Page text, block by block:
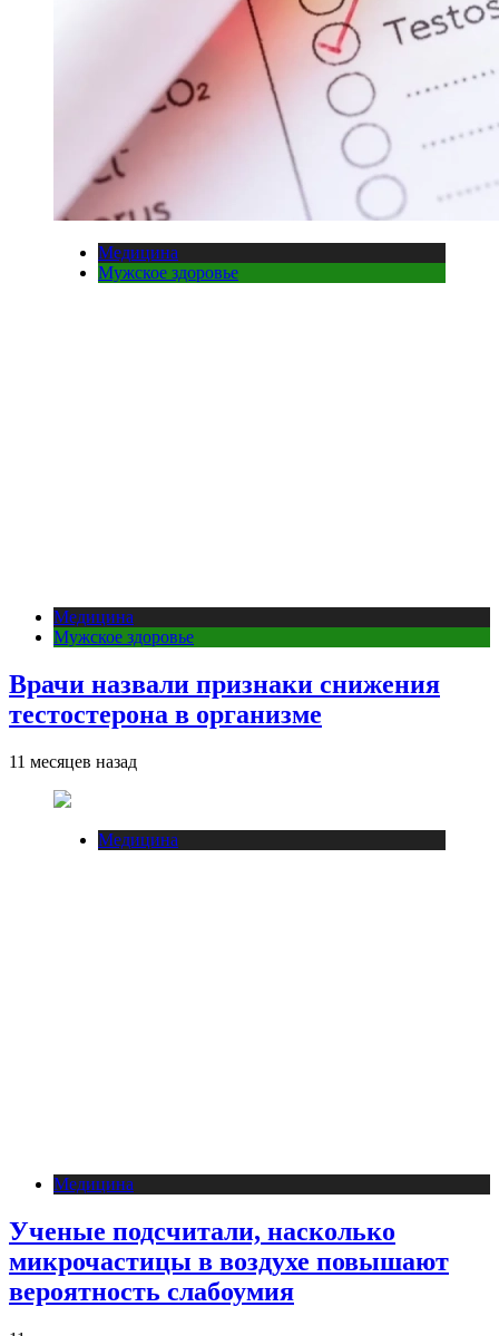
Медицина
Мужское здоровье
Медицина
Мужское здоровье
Врачи назвали признаки снижения
тестостерона в организме
11 месяцев назад
Медицина
Медицина
Ученые подсчитали, насколько
микрочастицы в воздухе повышают
вероятность слабоумия